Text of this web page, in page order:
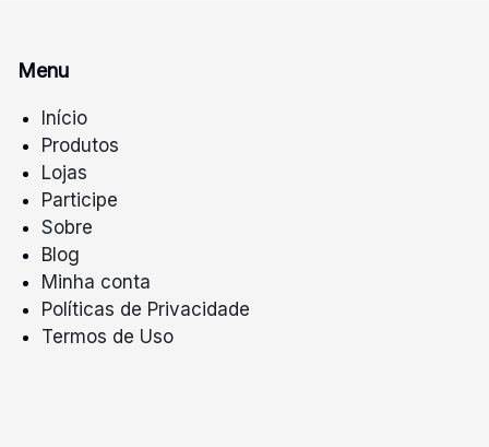
Menu
Início
Produtos
Lojas
Participe
Sobre
Blog
Minha conta
Políticas de Privacidade
Termos de Uso